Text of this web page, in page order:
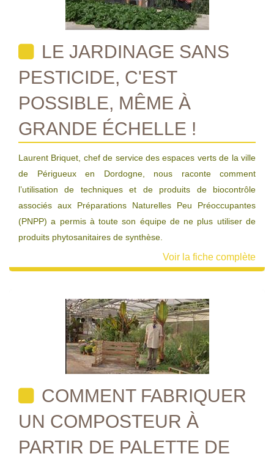
LE JARDINAGE SANS
PESTICIDE, C'EST
POSSIBLE, MÊME À
GRANDE ÉCHELLE !
Laurent Briquet, chef de service des espaces verts de la ville
de Périgueux en Dordogne, nous raconte comment
l’utilisation de techniques et de produits de biocontrôle
associés aux Préparations Naturelles Peu Préoccupantes
(PNPP) a permis à toute son équipe de ne plus utiliser de
produits phytosanitaires de synthèse.
Voir la fiche complète
COMMENT FABRIQUER
UN COMPOSTEUR À
PARTIR DE PALETTE DE